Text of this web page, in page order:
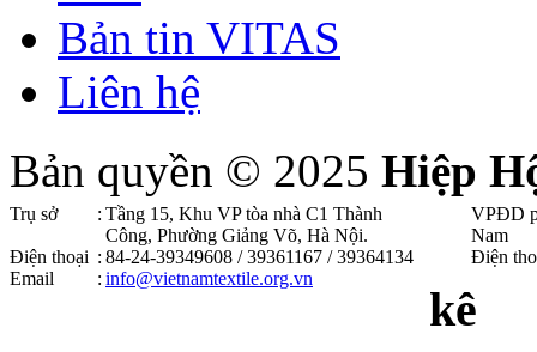
Bản tin VITAS
Liên hệ
Bản quyền © 2025 Hiệp
Trụ sở : Tầng 15, Khu VP tòa nhà C1 Thành
Công, Phường Giảng Võ, Hà Nội .
Điện thoại : 84-24-39349608 / 39361167 / 39364134
Email
: info@vietnamtextile.org.vn
VPĐD
Nam
Điện
kê